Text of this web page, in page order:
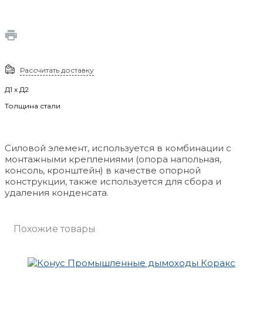
Рассчитать доставку
Д1 х Д2
Толщина стали
Силовой элемент, используется в комбинации с
монтажными креплениями (опора напольная,
консоль, кронштейн) в качестве опорной
конструкции, также используется для сбора и
удаления конденсата.
Похожие товары